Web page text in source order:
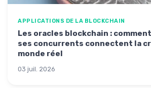
APPLICATIONS DE LA BLOCKCHAIN
Les oracles blockchain :
ses concurrents connectent la
monde réel
03 juil. 2026